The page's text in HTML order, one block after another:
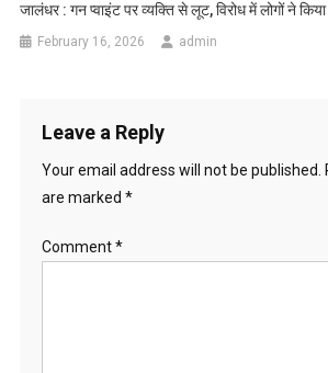
जालंधर : गन प्वाइंट पर व्यक्ति से लूट, विरोध में लोगों ने
February 16, 2026 admin
Leave a Reply
Your email address will not be published.
are marked *
Comment*